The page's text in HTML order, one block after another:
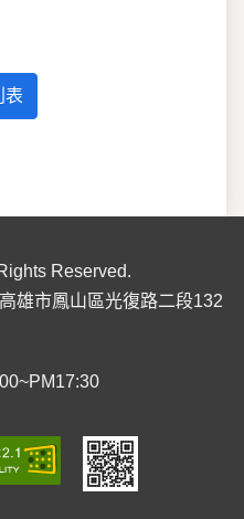
Reserved.
雄市鳳山區光復路二段132